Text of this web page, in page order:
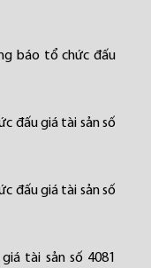
báo tổ chức đấu
đấu giá tài sản số
đấu giá tài sản số
tài sản số 4081